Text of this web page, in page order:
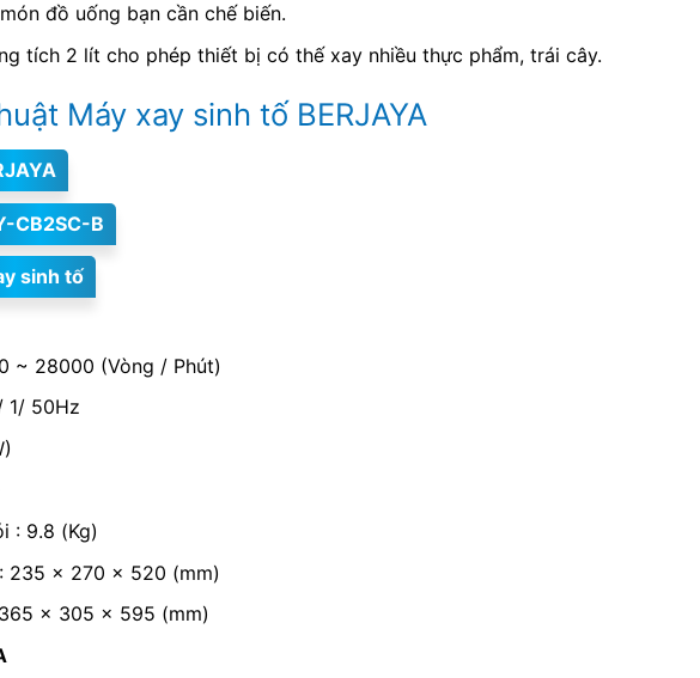
đồ uống bạn cần chế biến.
tích 2 lít cho phép thiết bị có thế xay nhiều thực phẩm, trái cây.
Máy xay sinh tố BERJAYA
CB2SC-B
sinh tố
~ 28000 (Vòng / Phút)
50Hz
: 9.8 (Kg)
235 x 270 x 520 (mm)
x 305 x 595 (mm)